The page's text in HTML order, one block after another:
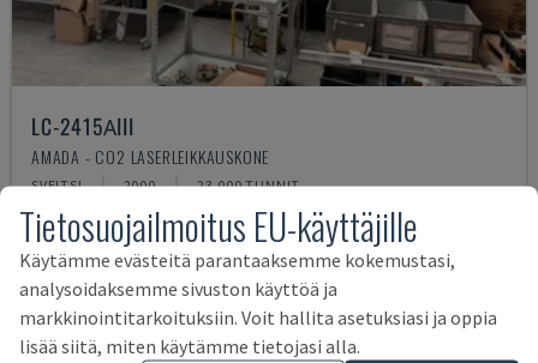
LC-2415ΑIII
AMADA - CO2 LASERLEIKKAUSKONE
SVEITSI 2000 23.000 TUNNIT
14 000 €
Tietosuojailmoitus EU-käyttäjille
Käytämme evästeitä parantaaksemme kokemustasi,
analysoidaksemme sivuston käyttöä ja
markkinointitarkoituksiin. Voit hallita asetuksiasi ja oppia
lisää siitä, miten käytämme tietojasi alla.